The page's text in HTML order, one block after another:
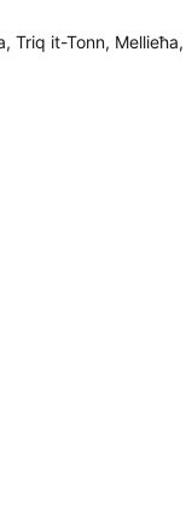
Triq it-Tonn, Mellieħa,